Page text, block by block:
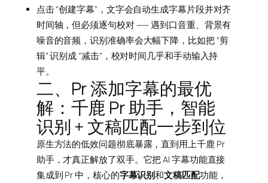
点击 “创建字幕”，文字会自动生成字幕片段并对齐
时间轴，但必须逐句校对 —— 遇到口音重、背景有
噪音的音频，识别准确率会大幅下降，比如把 “剪
辑” 识别成 “减击”，校对时间几乎和手动输入持
平。
二、Pr 添加字幕的最优
解：千鹿 Pr 助手，智能
识别 + 文稿匹配一步到位
原生方法的低效问题彻底暴露，直到用上千鹿 Pr
助手，才真正解放了双手。它把 AI 字幕功能直接
集成到 Pr 中，核心的字幕识别和文稿匹配功能，